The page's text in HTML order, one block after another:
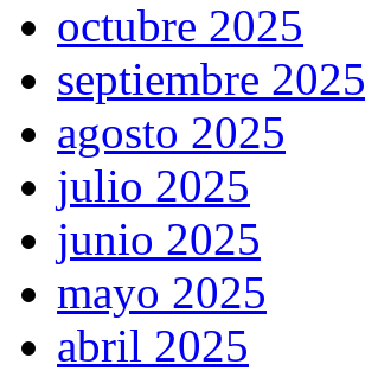
octubre 2025
septiembre 2025
agosto 2025
julio 2025
junio 2025
mayo 2025
abril 2025